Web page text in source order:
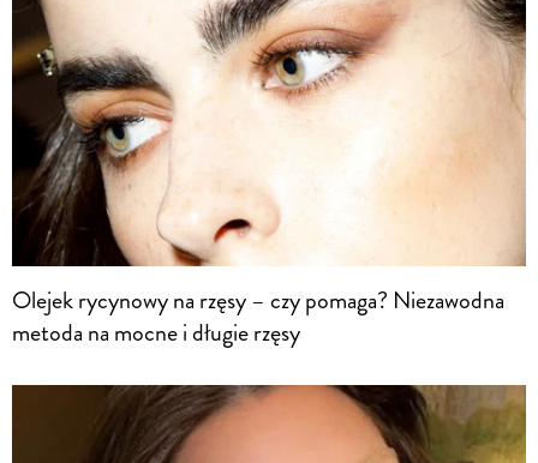
Olejek rycynowy na rzęsy – czy pomaga? Niezawodna
metoda na mocne i długie rzęsy